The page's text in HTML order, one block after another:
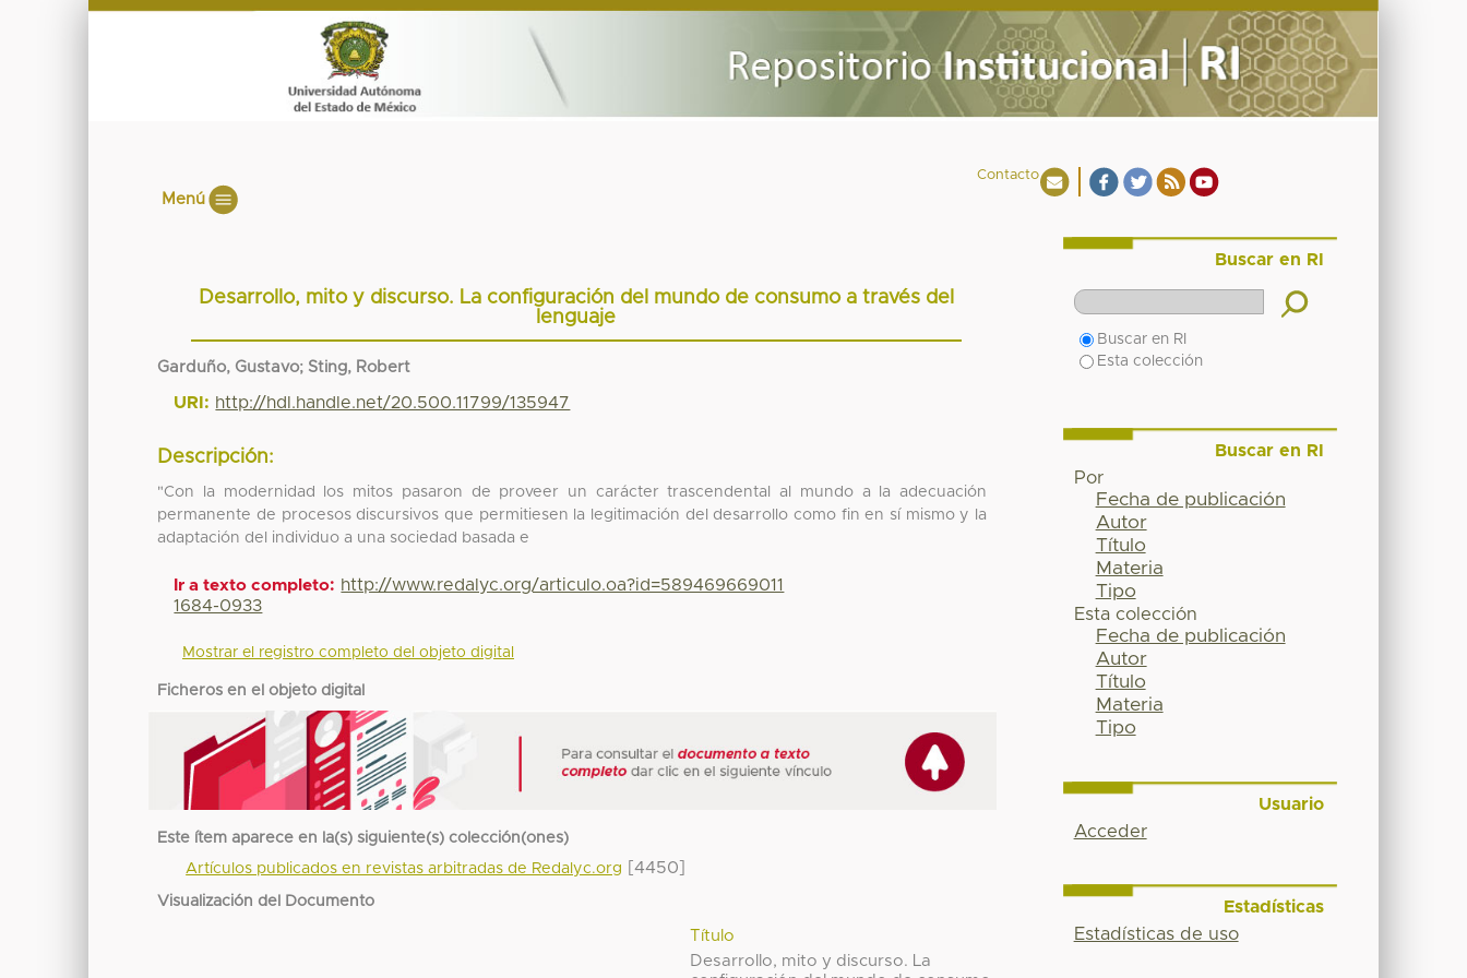
Contacto
Menú
Desarrollo, mito y discurso. La configuración del mundo de consumo a través del
lenguaje
Garduño, Gustavo; Sting, Robert
URI: http://hdl.handle.net/20.500.11799/135947
Descripción:
"Con la modernidad los mitos pasaron de proveer un carácter trascendental al mundo a la adecuación
permanente de procesos discursivos que permitiesen la legitimación del desarrollo como fin en sí mismo y la
adaptación del individuo a una sociedad basada e
Ir a texto completo: http://www.redalyc.org/articulo.oa?id=589469669011
1684-0933
Mostrar el registro completo del objeto digital
Ficheros en el objeto digital
Este ítem aparece en la(s) siguiente(s) colección(ones)
Artículos publicados en revistas arbitradas de Redalyc.org
[4450]
Visualización del Documento
Título
Desarrollo, mito y discurso. La
Buscar en RI
Buscar en RI
Esta colección
Buscar en RI
Por
Fecha de publicación
Autor
Título
Materia
Tipo
Esta colección
Fecha de publicación
Autor
Título
Materia
Tipo
Usuario
Acceder
Estadísticas
Estadísticas de uso